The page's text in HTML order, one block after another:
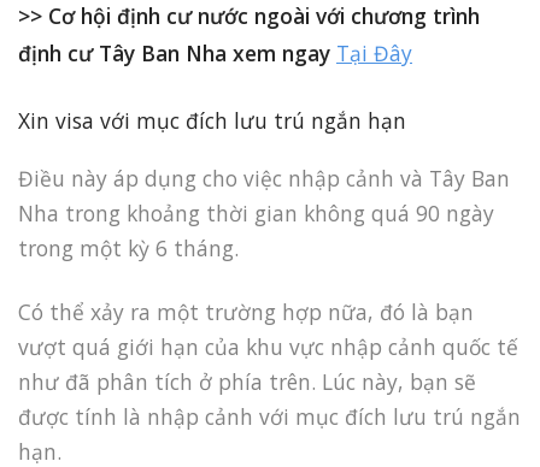
>> Cơ hội định cư nước ngoài với chương trình
định cư Tây Ban Nha xem ngay Tại Đây
Xin visa với mục đích lưu trú ngắn hạn
Điều này áp dụng cho việc nhập cảnh và Tây Ban
Nha trong khoảng thời gian không quá 90 ngày
trong một kỳ 6 tháng.
Có thể xảy ra một trường hợp nữa, đó là bạn
vượt quá giới hạn của khu vực nhập cảnh quốc tế
như đã phân tích ở phía trên. Lúc này, bạn sẽ
được tính là nhập cảnh với mục đích lưu trú ngắn
hạn.